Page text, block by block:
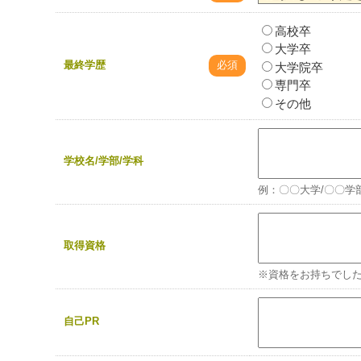
最終学歴 必須
高校卒
大学卒
大学院卒
専門卒
その他
学校名/学部/学科
例：〇〇大学/〇〇学
取得資格
※資格をお持ちでし
自己PR